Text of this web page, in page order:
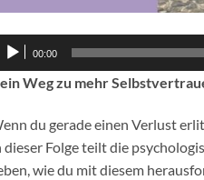
00:00
Weg zu mehr
du gerade einen Verlust
dieser Folge teilt die
wie du mit diesem